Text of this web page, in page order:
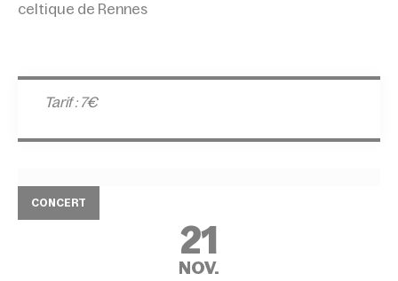
celtique de Rennes
Tarif : 7€
CONCERT
21
NOV.